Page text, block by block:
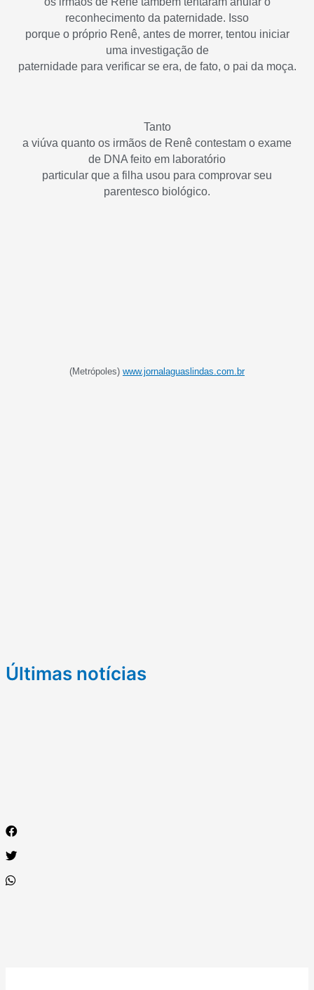
reconhecimento da paternidade. Isso
porque o próprio Renê, antes de morrer, tentou iniciar
uma investigação de
paternidade para verificar se era, de fato, o pai da moça.
Tanto
a viúva quanto os irmãos de Renê contestam o exame
de DNA feito em laboratório
particular que a filha usou para comprovar seu
parentesco biológico.
(Metrópoles) www.jornalaguaslindas.com.br
Últimas notícias